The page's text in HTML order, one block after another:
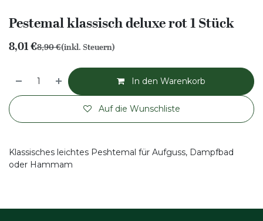
Pestemal klassisch deluxe rot 1 Stück
8,01€8,90€(inkl. Steuern)
In den Warenkorb
Auf die Wunschliste
Klassisches leichtes Peshtemal für Aufguss, Dampfbad
oder Hammam